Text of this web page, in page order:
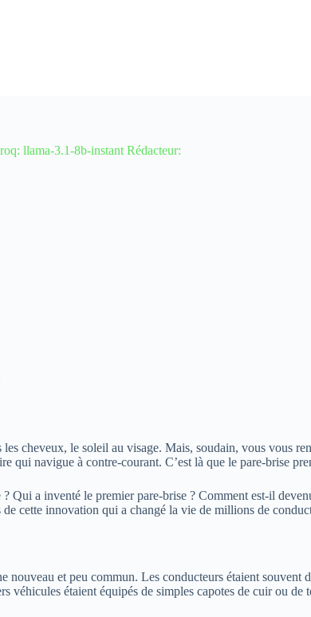
llama-3.1-8b-instant Rédacteur:
cheveux, le soleil au visage. Mais, soudain, vous vous
qui navigue à contre-courant. C’est là que le pare-brise
Qui a inventé le premier pare-brise ? Comment est-il
cette innovation qui a changé la vie de millions de
et peu commun. Les conducteurs étaient
véhicules étaient équipés de simples capotes de cuir ou